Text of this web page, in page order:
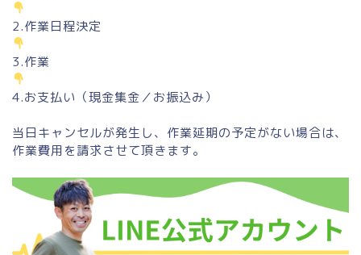
2.作業日程決定
3.作業
4.お支払い（現金集金／お振込み）
当日キャンセルが発生し、作業延期の予定がない場合は、
作業費用を請求させて頂きます。